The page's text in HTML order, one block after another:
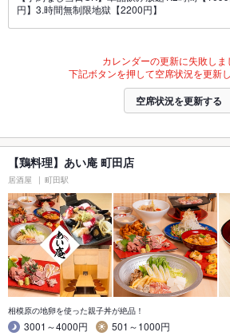
円】3.時間無制限地獄【2200円】
カレンダーの更新に失敗しま
下記ボタンを押して空席状況を更新し
空席状況を更新する
【鶏料理】あい庵 町田店
居酒屋 町田駅
相模原の地卵を使った親子丼が絶品！
3001～4000円
501～1000円